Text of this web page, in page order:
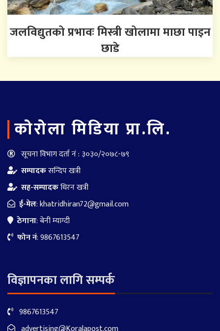
जलविद्युतको प्रभावः मिस्त्री खोलामा माछा पाइन
छाडे
काेराेला मिडिया प्रा.लि.
सूचना विभाग दर्ता नं : ३०३०/२०७८-७९
सम्पादकसन्दिप खत्री
सह-सम्पादकधिरन खत्री
ई-मेल:khatridhiran72@gmail.com
ठेगाना: बेनी म्याग्दी
फोन नं: 9867613547
विज्ञापनका लागि सम्पर्क
9867613547